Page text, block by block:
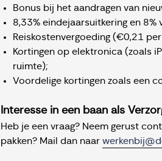
Bonus bij het aandragen van
8,33% eindejaarsuitkering en 8%
Reiskostenvergoeding (€0,21
Kortingen op elektronica (zoals
ruimte);
Voordelige kortingen zoals een
Interesse in een baan als
Heb je een vraag? Neem gerust
pakken? Mail dan naar